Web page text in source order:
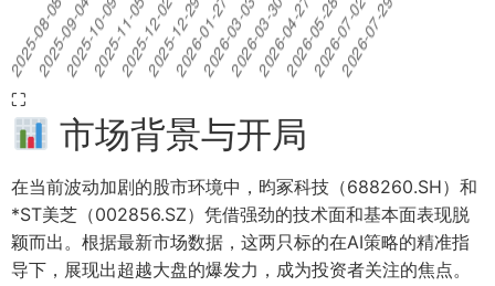
⛶
市场背景与开局
在当前波动加剧的股市环境中，昀冢科技（688260.SH）和
*ST美芝（002856.SZ）凭借强劲的技术面和基本面表现脱
颖而出。根据最新市场数据，这两只标的在AI策略的精准指
导下，展现出超越大盘的爆发力，成为投资者关注的焦点。